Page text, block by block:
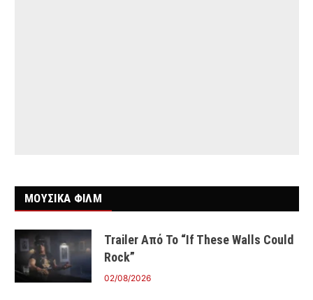
ΜΟΥΣΙΚΑ ΦΙΛΜ
Trailer Από Το “If These Walls Could
Rock”
02/08/2026